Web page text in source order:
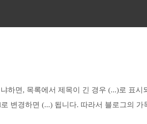
하면, 목록에서 제목이 긴 경우 (...)로 표
변경하면 (...) 됩니다. 따라서 블로그의 가